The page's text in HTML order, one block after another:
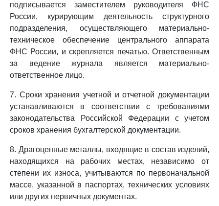
подписывается заместителем руководителя ФНС
России, курирующим деятельность структурного
подразделения, осуществляющего материально-
техническое обеспечение центрального аппарата
ФНС России, и скрепляется печатью. Ответственным
за ведение журнала является материально-
ответственное лицо.
7. Сроки хранения учетной и отчетной документации
устанавливаются в соответствии с требованиями
законодательства Российской Федерации с учетом
сроков хранения бухгалтерской документации.
8. Драгоценные металлы, входящие в состав изделий,
находящихся на рабочих местах, независимо от
степени их износа, учитываются по первоначальной
массе, указанной в паспортах, технических условиях
или других первичных документах.